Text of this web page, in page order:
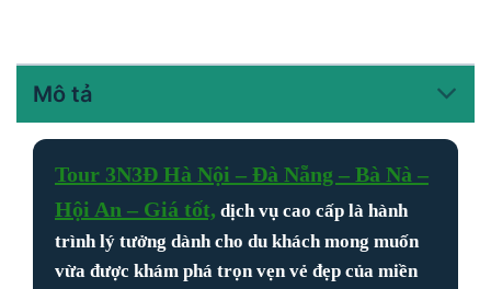
Mô tả
Tour 3N3Đ Hà Nội – Đà Nẵng – Bà Nà –
Hội An – Giá tốt, dịch vụ cao cấp là hành
trình lý tưởng dành cho du khách mong muốn
vừa được khám phá trọn vẹn vẻ đẹp của miền